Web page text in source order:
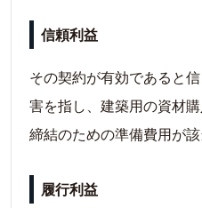
信頼利益
その契約が有効であると
害を指し、建築用の資材
締結のための準備費用が該
履行利益